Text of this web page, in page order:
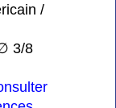
/
3/8